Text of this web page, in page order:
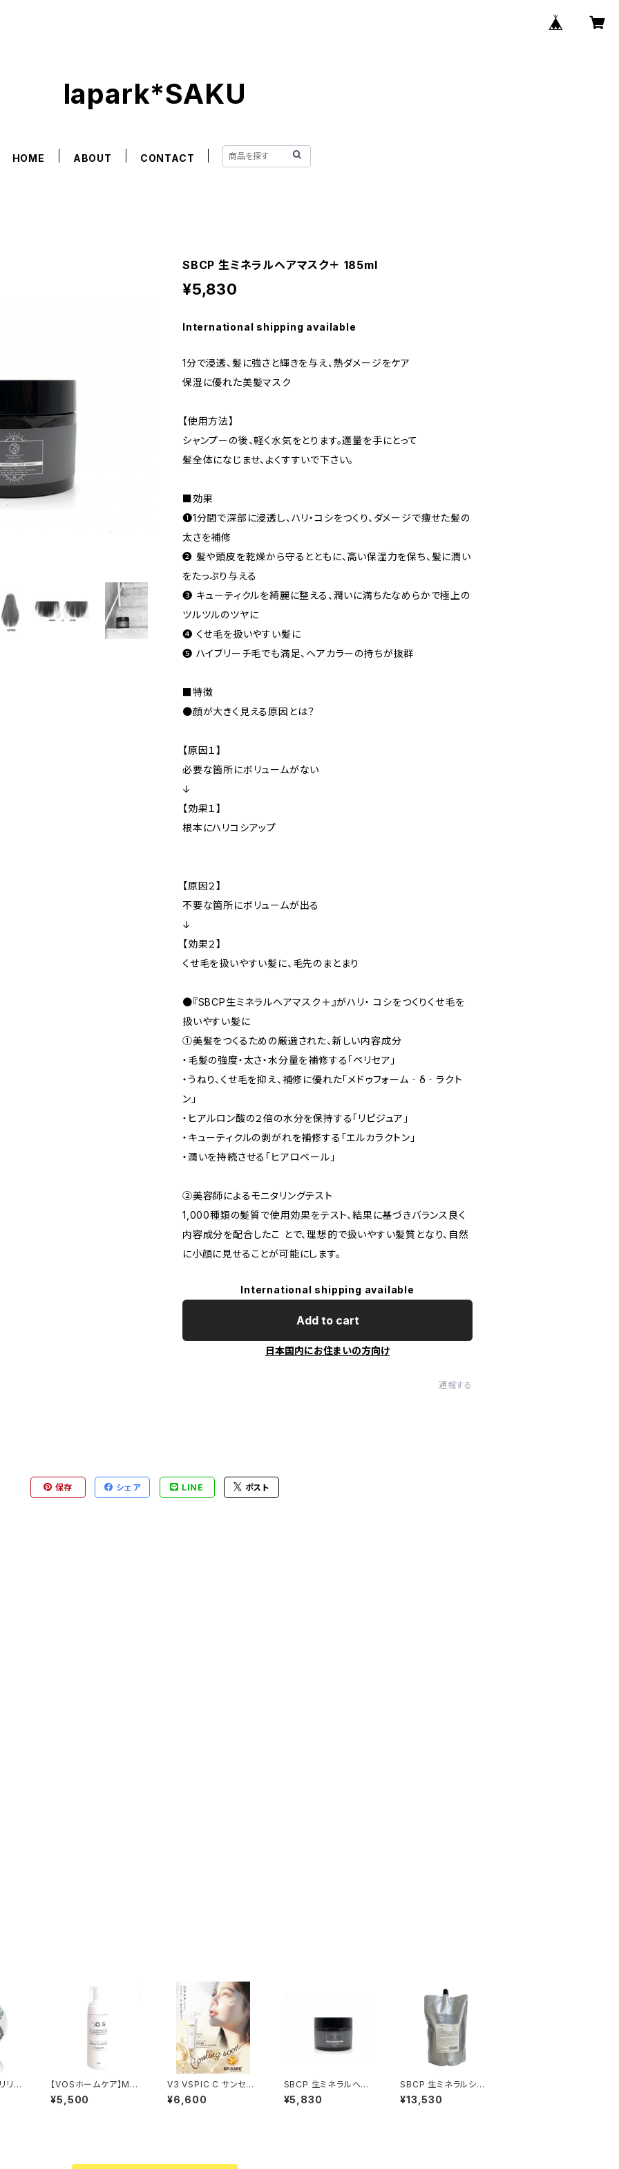
lapark*SAKU
HOME ABOUT CONTACT
SBCP 生ミネラルヘアマスク＋ 185ml
¥5,830
International shipping available
1分で浸透、髪に強さと輝きを与え、熱ダメージをケア
保湿に優れた美髪マスク
【使用方法】
シャンプーの後、軽く水気をとります。適量を手にとって
髪全体になじませ、よくすすいで下さい。
■効果
❶1分間で深部に浸透し、ハリ・コシをつくり、ダメージで痩せた髪の
太さを補修
❷ 髪や頭皮を乾燥から守るとともに、高い保湿力を保ち、髪に潤い
をたっぷり与える
❸ キューティクルを綺麗に整える、潤いに満ちたなめらかで極上の
ツルツルのツヤに
❹ くせ毛を扱いやすい髪に
❺ ハイブリーチ毛でも満足、ヘアカラーの持ちが抜群
■特徴
●顔が大きく見える原因とは？
【原因１】
必要な箇所にボリュームがない
↓
【効果１】
根本にハリコシアップ
【原因２】
不要な箇所にボリュームが出る
↓
【効果２】
くせ毛を扱いやすい髪に、毛先のまとまり
●『SBCP生ミネラルヘアマスク＋』がハリ・ コシをつくりくせ毛を
扱いやすい髪に
①美髪をつくるための厳選された、新しい内容成分
・毛髪の強度・太さ・水分量を補修する「ペリセア」
・うねり、くせ毛を抑え、補修に優れた「メドゥフォーム‐δ‐ラクト
ン」
・ヒアルロン酸の２倍の水分を保持する「リピジュア」
・キューティクルの剥がれを補修する「エルカラクトン」
・潤いを持続させる「ヒアロベール」
②美容師によるモニタリングテスト
1,000種類の髪質で使用効果をテスト、結果に基づきバランス良く
内容成分を配合したこ とで、理想的で扱いやすい髪質となり、自然
に小顔に見せることが可能にします。
International shipping available
Add to cart
日本国内にお住まいの方向け
通報する
保存 シェア LINE ポスト
リア
15
【VOSホームケア】MF
クレンザー（洗顔クレン
ジング）150ml
¥5,500
V3 VSPIC C サンセラ
ム ¥6,600
¥6,600
SBCP 生ミネラルヘア
マスク＋ 185ml
¥5,830
SBCP 生ミネラルシャ
ンプー+ 1000ml
¥13,530